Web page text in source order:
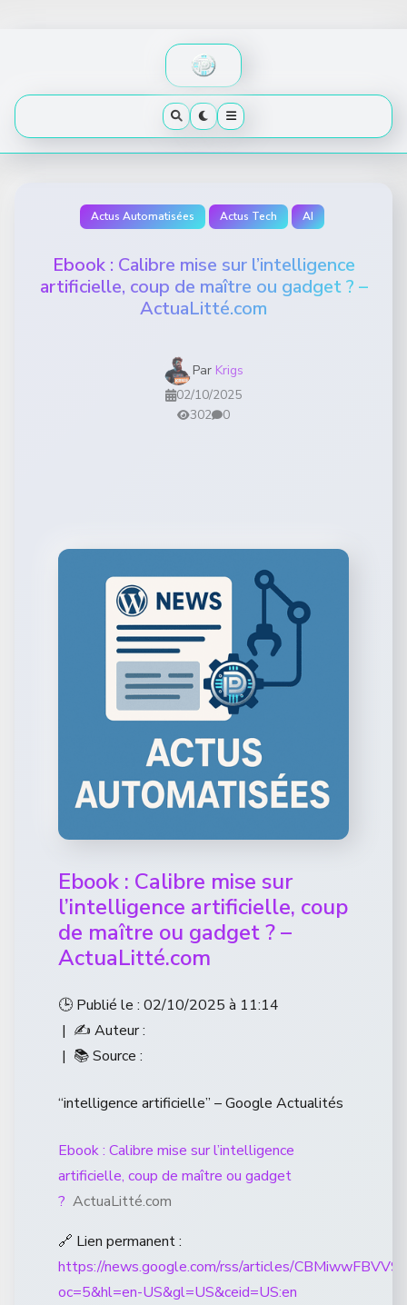
Actus Automatisées Actus Tech AI
Ebook : Calibre mise sur l’intelligence
artificielle, coup de maître ou gadget ? –
ActuaLitté.com
Par Krigs
02/10/2025
302
0
Ebook : Calibre mise sur
l’intelligence artificielle, coup
de maître ou gadget ? –
ActuaLitté.com
🕒 Publié le : 02/10/2025 à 11:14
| ✍️ Auteur :
| 📚 Source :
“intelligence artificielle” – Google Actualités
Ebook : Calibre mise sur l’intelligence
artificielle, coup de maître ou gadget
? ActuaLitté.com
🔗 Lien permanent :
https://news.google.com/rss/articles/
oc=5&hl=en-US&gl=US&ceid=US:en